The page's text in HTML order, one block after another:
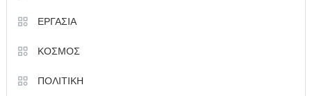
ΕΡΓΑΣΙΑ
ΚΟΣΜΟΣ
ΠΟΛΙΤΙΚΗ